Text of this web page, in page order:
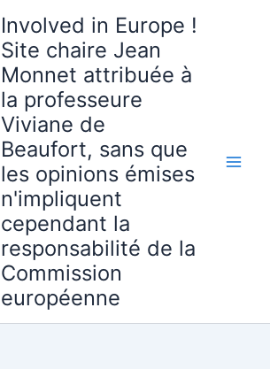
Involved in Europe !
Site chaire Jean
Monnet attribuée à
la professeure
Viviane de
Beaufort, sans que
les opinions émises
n'impliquent
cependant la
responsabilité de la
Commission
européenne